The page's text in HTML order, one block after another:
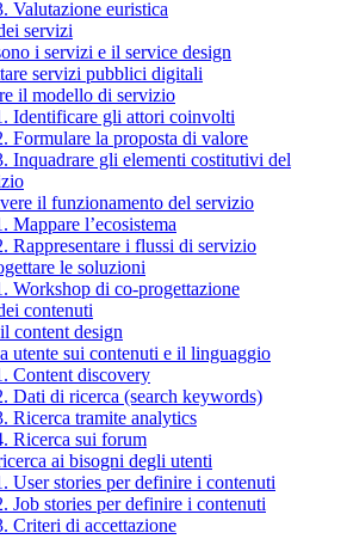
Valutazione euristica
servizi
i servizi e il service design
servizi pubblici digitali
il modello di servizio
Identificare gli attori coinvolti
Formulare la proposta di valore
Inquadrare gli elementi costitutivi del
il funzionamento del servizio
Mappare l’ecosistema
Rappresentare i flussi di servizio
le soluzioni
Workshop di co-progettazione
contenuti
content design
utente sui contenuti e il linguaggio
Content discovery
Dati di ricerca (search keywords)
Ricerca tramite analytics
Ricerca sui forum
ai bisogni degli utenti
User stories per definire i contenuti
Job stories per definire i contenuti
Criteri di accettazione